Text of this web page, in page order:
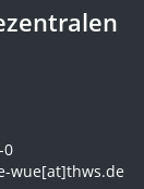
0
wue[at]thws.de